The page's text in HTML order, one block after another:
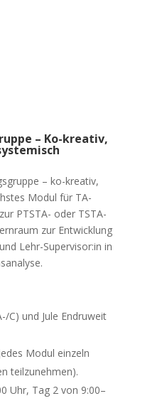
– Ko-kreativ,
– ko-kreativ,
Modul für TA-
PTSTA- oder TSTA-
zur Entwicklung
Lehr-Supervisor:in in
C) und Jule Endruweit
Modul einzeln
teilzunehmen).
Uhr, Tag 2 von 9:00–